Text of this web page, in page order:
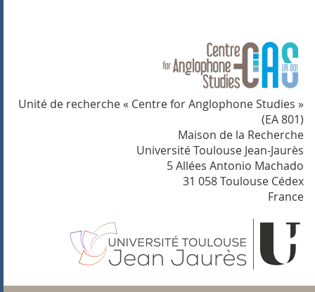
Unité de recherche « Centre for Anglophone Studies »
(EA 801)
Maison de la Recherche
Université Toulouse Jean-Jaurès
5 Allées Antonio Machado
31 058 Toulouse Cédex
France